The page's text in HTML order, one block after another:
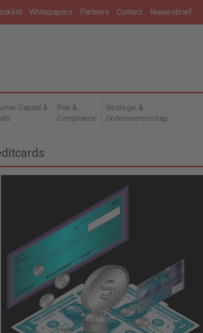
Whitepapers Partners Contact Nieuwsbrief
Capital &
Risk &
Compliance
Strategie &
Ondernemerschap